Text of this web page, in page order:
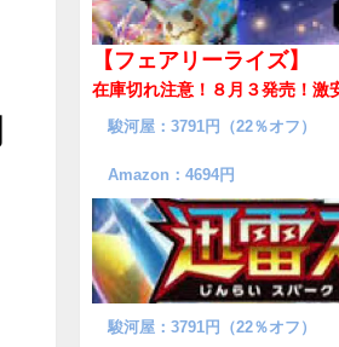
【フェアリーライズ】
在庫切れ注意！８月３発売！ 激
駿河屋：3791円（22％オフ）
Amazon：4694円
駿河屋：3791円（22％オフ）